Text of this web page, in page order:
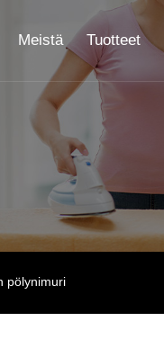
Meistä Tuotteet
pölynimuri